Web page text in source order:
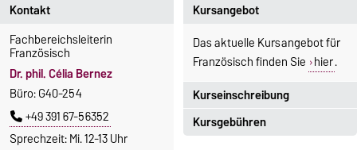
Kontakt
Fachbereichsleiterin
Französisch
Dr. phil. Célia Bernez
Büro: G40-254
+49 391 67-56352
Sprechzeit: Mi. 12-13 Uhr
Kurseinschreibung
Einschreibezeitraum:
Kursangebot
Das aktuelle Kursangebot für
Französisch finden Sie hier.
Kursgebühren